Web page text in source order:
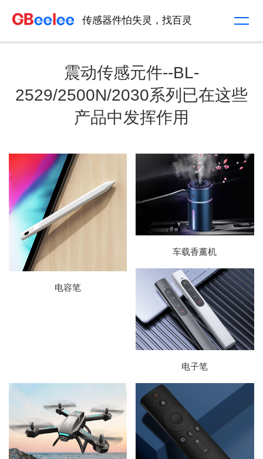
传感器件怕失灵，找百灵
震动传感元件--BL-
2529/2500N/2030系列已在这些
产品中发挥作用
电容笔
车载香薰机
电子笔